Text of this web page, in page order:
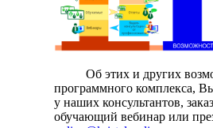
Об этих и других
программного комплекса,
у наших консультантов,
обучающий вебинар или